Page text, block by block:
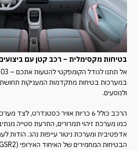
בטיחות מקסימלית – רכב קטן עם
במערכות בטיחות מתקדמות המעניקות
ולנוסעים.
הרכב כולל 6 כריות אוויר כסטנדרט,
כמו מערכת זיהוי תמרורים, התרעת סטייה
אדפטיבית ומערכת ניטור עייפות נהג. הודות